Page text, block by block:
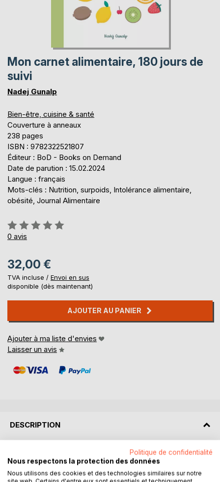
Mon carnet alimentaire, 180 jours de
suivi
Nadej Gunalp
Bien-être, cuisine & santé
Couverture à anneaux
238 pages
ISBN : 9782322521807
Éditeur : BoD - Books on Demand
Date de parution : 15.02.2024
Langue : français
Mots-clés : Nutrition, surpoids, Intolérance alimentaire,
obésité, Journal Alimentaire
Évaluation:
0%
0 avis
32,00 €
TVA incluse / Envoi en sus
disponible (dès maintenant)
AJOUTER AU PANIER
Ajouter à ma liste d'envies
Laisser un avis
DESCRIPTION
"Mon carnet alimentaire, 180 jours de suivi" : un outil
complet pour être à l'écoute de son corps et suivre son
comportement alimentaire et émotionnel au quotidien. Le
Politique de confidentialité
Nous respectons la protection des données
Nous utilisons des cookies et des technologies similaires sur notre